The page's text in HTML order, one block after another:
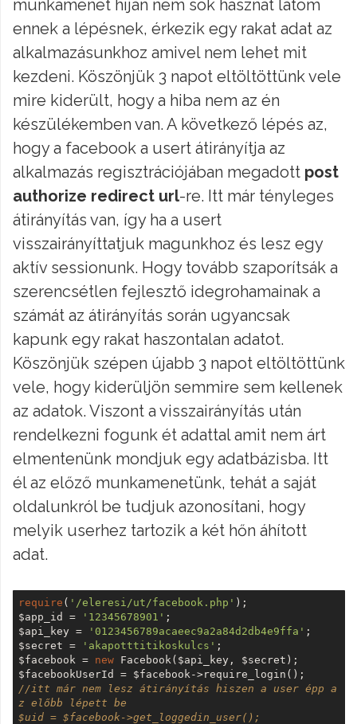
munkamenet híján nem sok hasznát látom
ennek a lépésnek, érkezik egy rakat adat az
alkalmazásunkhoz amivel nem lehet mit
kezdeni. Köszönjük 3 napot eltöltöttünk vele
mire kiderült, hogy a hiba nem az én
készülékemben van. A következő lépés az,
hogy a facebook a usert átirányítja az
alkalmazás regisztrációjában megadott post
authorize redirect url-re. Itt már tényleges
átirányítás van, így ha a usert
visszairányíttatjuk magunkhoz és lesz egy
aktív sessionunk. Hogy tovább szaporítsák a
szerencsétlen fejlesztő idegrohamainak a
számát az átirányítás során ugyancsak
kapunk egy rakat haszontalan adatot.
Köszönjük szépen újabb 3 napot eltöltöttünk
vele, hogy kiderüljön semmire sem kellenek
az adatok. Viszont a visszairányítás után
rendelkezni fogunk ét adattal amit nem árt
elmentenünk mondjuk egy adatbázisba. Itt
él az előző munkamenetünk, tehát a saját
oldalunkról be tudjuk azonosítani, hogy
melyik userhez tartozik a két hőn áhított
adat.
require ( '/eleresi/ut/facebook.php' );
$app_id =
'12345678901' ;
$api_key =
'0123456789acaeec9a2a84d2db4e9ffa' ;
$secret =
'akapotttitikoskulcs' ;
$facebook = new Facebook($api_key, $secret);
$facebookUserId = $facebook->require_login();
//itt már nem lesz átirányítás hiszen a user épp a
z előbb lépett be
$uid = $facebook->get_loggedin_user();